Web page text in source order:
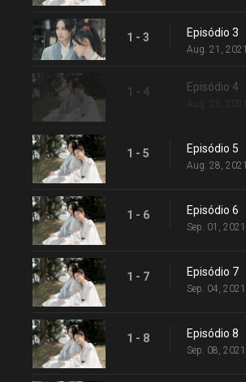
1 - 3 Episódio 3
Aug. 21, 2021
1 - 4 Episódio 4
1 - 5 Episódio 5
Aug. 28, 2021
1 - 6 Episódio 6
Sep. 01, 2021
1 - 7 Episódio 7
Sep. 04, 2021
1 - 8 Episódio 8
Sep. 08, 2021